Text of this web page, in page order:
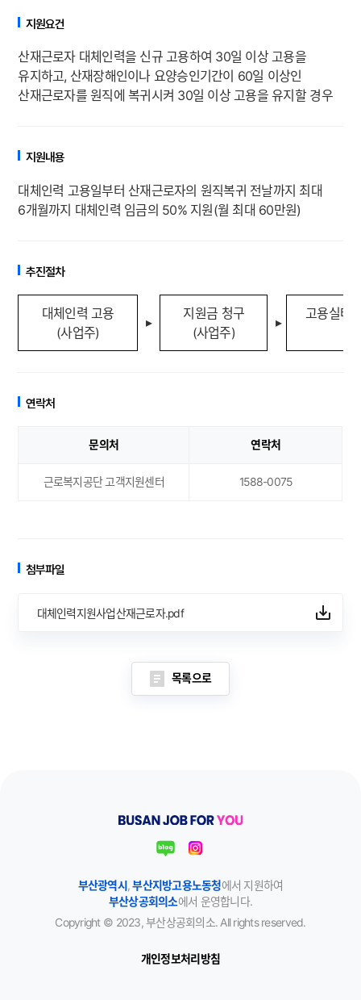
지원요건
산재근로자 대체인력을 신규 고용하여 30일 이상 고용을
유지하고, 산재장해인이나 요양승인기간이 60일 이상인
산재근로자를 원직에 복귀시켜 30일 이상 고용을 유지할 경우
지원내용
대체인력 고용일부터 산재근로자의 원직복귀 전날까지 최대
6개월까지 대체인력 임금의 50% 지원(월 최대 60만원)
추진절차
대체인력 고용
(사업주)
▸
지원금 청구
(사업주)
▸
고용실태
연락처
문의처 연락처
근로복지공단 고객지원센터 1588-0075
첨부파일
대체인력지원사업산재근로자.pdf
목록으로
부산광역시 ,부산지방고용노동청에서 지원하여
부산상공회의소에서 운영합니다.
Copyright © 2023, 부산상공회의소. All rights reserved.
개인정보처리방침